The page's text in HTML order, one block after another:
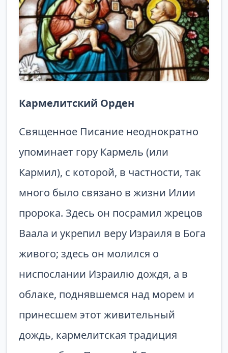
Кармелитский Орден
Священное Писание неоднократно
упоминает гору Кармель (или
Кармил), с которой, в частности, так
много было связано в жизни Илии
пророка. Здесь он по­срамил жрецов
Ваа­ла и укрепил веру Израиля в Бога
живого; здесь он молился о
ниспослании Израилю дождя, а в
облаке, под­нявшемся над мо­рем и
принесшем этот живительный
дождь, кармелитская традиция